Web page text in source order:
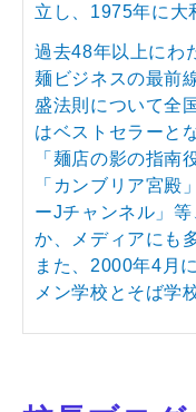
立し、1975年に大
過去48年以上にわ
麺ビジネスの最前
盛法則について全
はベストセラーと
「麺店の影の指南
「カンブリア宮
ーJチャンネル」
か、メディアにも
また、2000年4月
メン学校とそば学